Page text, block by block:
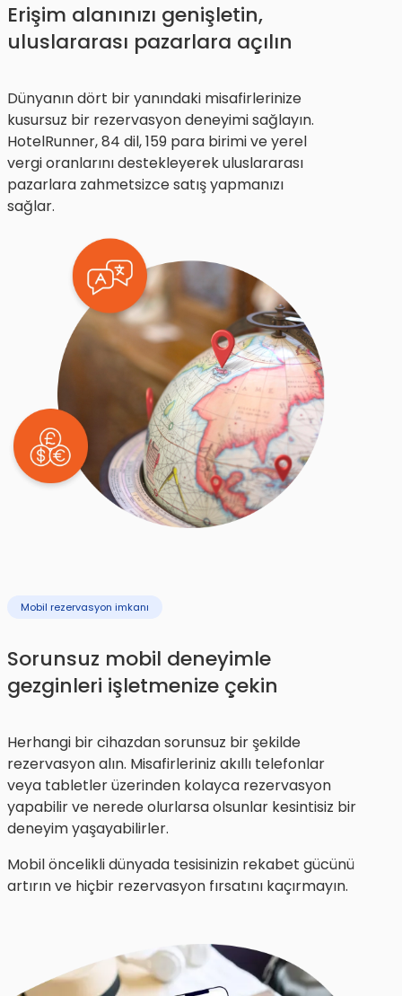
Erişim alanınızı genişletin,
uluslararası pazarlara açılın
Dünyanın dört bir yanındaki misafirlerinize
kusursuz bir rezervasyon deneyimi sağlayın.
HotelRunner, 84 dil, 159 para birimi ve yerel
vergi oranlarını destekleyerek uluslararası
pazarlara zahmetsizce satış yapmanızı
sağlar.
Mobil rezervasyon imkanı
Sorunsuz mobil deneyimle
gezginleri işletmenize çekin
Herhangi bir cihazdan sorunsuz bir şekilde
rezervasyon alın. Misafirleriniz akıllı telefonlar
veya tabletler üzerinden kolayca rezervasyon
yapabilir ve nerede olurlarsa olsunlar kesintisiz bir
deneyim yaşayabilirler.
Mobil öncelikli dünyada tesisinizin rekabet gücünü
artırın ve hiçbir rezervasyon fırsatını kaçırmayın.